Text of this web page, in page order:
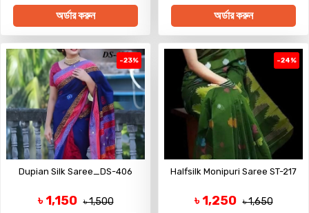
অর্ডার করুন অর্ডার করুন
-23%
Dupian Silk Saree_DS-406
৳ 1,150 ৳ 1,500
-24%
Halfsilk Monipuri Saree ST-217
৳ 1,250 ৳ 1,650